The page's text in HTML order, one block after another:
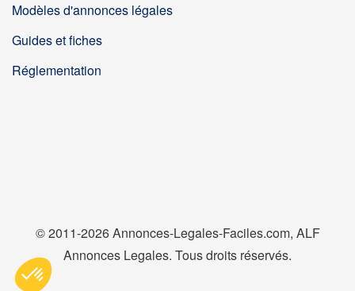
Modèles d'annonces légales
Guides et fiches
Réglementation
© 2011-2026 Annonces-Legales-Faciles.com, ALF
Annonces Legales. Tous droits réservés.